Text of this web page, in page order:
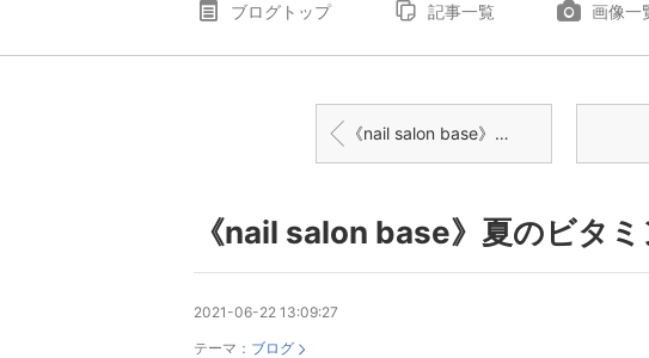
ブログトップ 記事一覧 画像一
《nail salon base》肌馴染み良い2色の組み合わせ♡
《nail salon base》夏のビタ
2021-06-22 13:09:27
テーマ： ブログ